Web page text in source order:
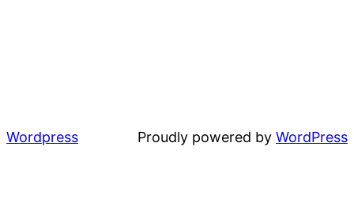
Wordpress Proudly powered by WordPress